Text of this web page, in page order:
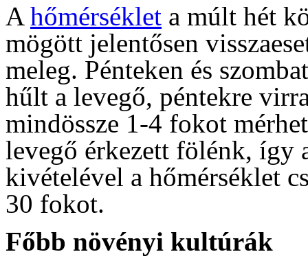
A hőmérséklet a múlt hét
mögött jelentősen
meleg. Pénteken és
hűlt a levegő, péntekre
mindössze 1-4 fokot
levegő érkezett fölénk, így
kivételével a hőmérséklet
30 fokot.
Főbb növényi kultúrák